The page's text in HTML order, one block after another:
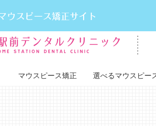
マウスピース矯正 選べるマウスピー